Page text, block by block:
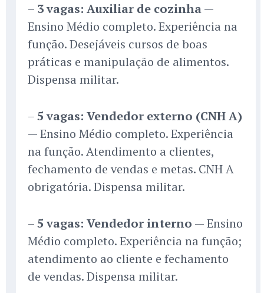
– 3 vagas: Auxiliar de cozinha—
Ensino Médio completo. Experiência na
função. Desejáveis cursos de boas
práticas e manipulação de alimentos.
Dispensa militar.
–5 vagas: Vendedor externo (CNH A)
— Ensino Médio completo. Experiência
na função. Atendimento a clientes,
fechamento de vendas e metas. CNH A
obrigatória. Dispensa militar.
–5 vagas: Vendedor interno — Ensino
Médio completo. Experiência na função;
atendimento ao cliente e fechamento
de vendas. Dispensa militar.